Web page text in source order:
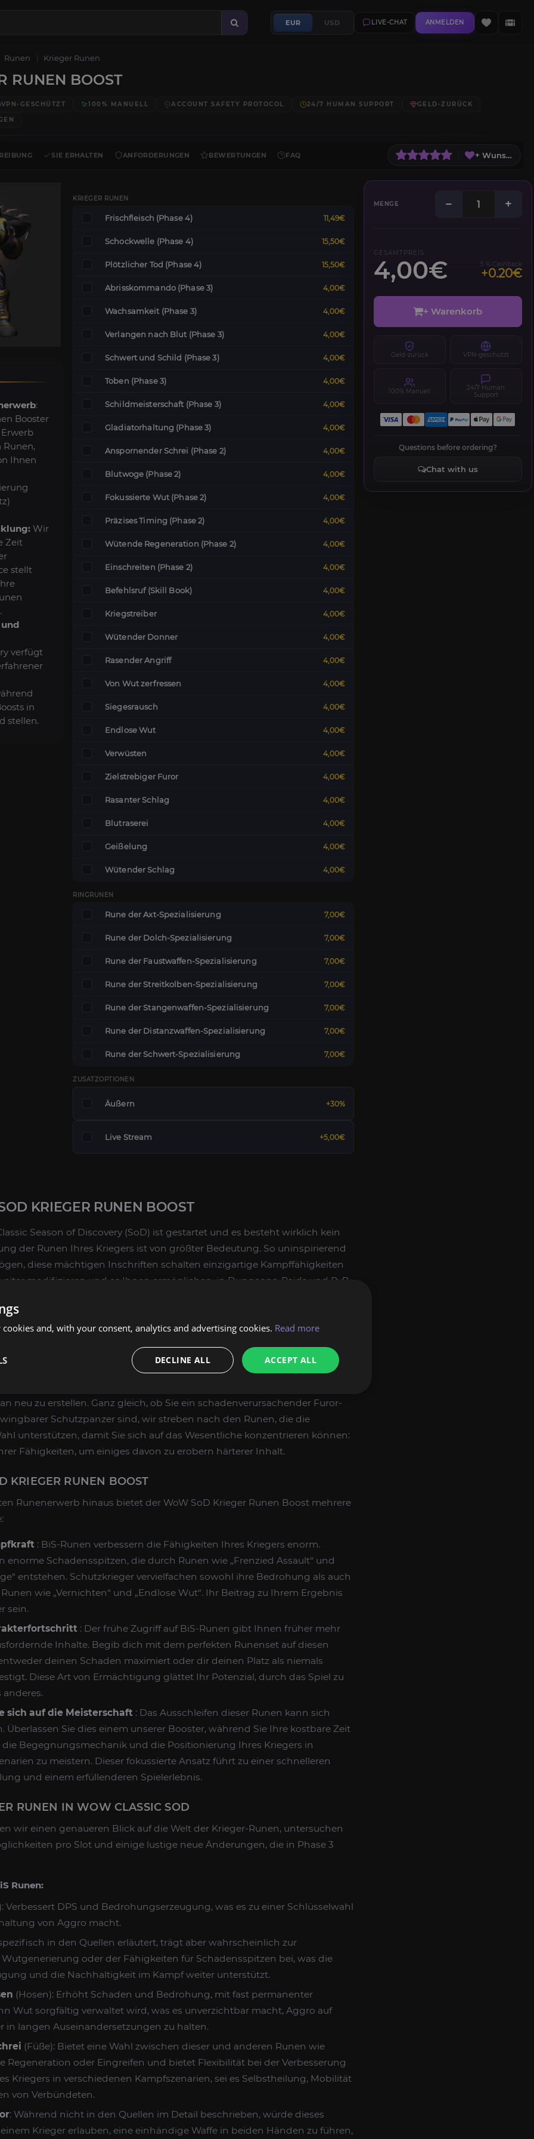
EUR USD LIVE-CHAT ANMELDEN
Runen Krieger Runen
RUNEN BOOST
VPN-GESCHÜTZT 100% MANUELL ACCOUNT SAFETY PROTOCOL 24/7 HUMAN SUPPORT
GELD-ZURÜCK
SIE ERHALTEN ANFORDERUNGEN BEWERTUNGEN FAQ + Wunschliste
KRIEGER RUNEN
Frischfleisch (Phase 4) 11,49€
Schockwelle (Phase 4) 15,50€
Plötzlicher Tod (Phase 4) 15,50€
Abrisskommando (Phase 3) 4,00€
Wachsamkeit (Phase 3) 4,00€
Verlangen nach Blut (Phase 3) 4,00€
Schwert und Schild (Phase 3) 4,00€
Toben (Phase 3) 4,00€
Schildmeisterschaft (Phase 3) 4,00€
Gladiatorhaltung (Phase 3) 4,00€
Anspornender Schrei (Phase 2) 4,00€
Blutwoge (Phase 2) 4,00€
Fokussierte Wut (Phase 2) 4,00€
Präzises Timing (Phase 2) 4,00€
Wütende Regeneration (Phase 2) 4,00€
Einschreiten (Phase 2) 4,00€
Befehlsruf (Skill Book) 4,00€
Kriegstreiber 4,00€
Wütender Donner 4,00€
Rasender Angriff 4,00€
Von Wut zerfressen 4,00€
Siegesrausch 4,00€
Endlose Wut 4,00€
Verwüsten 4,00€
Zielstrebiger Furor 4,00€
Rasanter Schlag 4,00€
Blutraserei 4,00€
Geißelung 4,00€
Wütender Schlag 4,00€
RINGRUNEN
Rune der Axt-Spezialisierung 7,00€
Rune der Dolch-Spezialisierung 7,00€
Rune der Faustwaffen-Spezialisierung 7,00€
Rune der Streitkolben-Spezialisierung 7,00€
Rune der Stangenwaffen-Spezialisierung 7,00€
Rune der Distanzwaffen-Spezialisierung 7,00€
Rune der Schwert-Spezialisierung 7,00€
ZUSATZOPTIONEN
Äußern +30%
Live Stream +5,00€
MENGE − +
GESAMTPREIS
4,00€ 5 % Cashback
+0.20€
+ Warenkorb
Geld-zurück VPN-geschützt
100% Manuell
24/7 Human
Support
Questions before ordering?
Chat with us
:
Booster
Runen,
Ihnen
Wir
Zeit
stellt
verfügt
in
stellen.
KRIEGER RUNEN BOOST
Season of Discovery (SoD) ist gestartet und es besteht wirklich kein
der Runen Ihres Kriegers ist von größter Bedeutung. So uninspirierend
diese mächtigen Inschriften schalten einzigartige Kampffähigkeiten
modifizieren und es Ihnen ermöglichen, in Dungeons, Raids und PvP
kommt ExpCarrys WoW SoD Krieger Runen Boost wirklich zum Einsatz:
Runen Boost erspart Ihnen die nervigste Sache beim WoW-Farming für
Team aus professionellen Boostern stellt sicher, dass Sie in der Lage
Runen zu erhalten, ohne Hunderte von Mobs zu zermahlen oder alle
neu zu erstellen. Ganz gleich, ob Sie ein schadenverursachender Furor-
Schutzpanzer sind, wir streben nach den Runen, die die
unterstützen, damit Sie sich auf das Wesentliche konzentrieren können:
Fähigkeiten, um einiges davon zu erobern härterer Inhalt.
KRIEGER RUNEN BOOST
Runenerwerb hinaus bietet der WoW SoD Krieger Runen Boost mehrere
: BiS-Runen verbessern die Fähigkeiten Ihres Kriegers enorm.
enorme Schadensspitzen, die durch Runen wie „Frenzied Assault“ und
entstehen. Schutzkrieger vervielfachen sowohl ihre Bedrohung als auch
wie „Vernichten“ und „Endlose Wut“. Ihr Beitrag zu Ihrem Ergebnis
sein.
: Der frühe Zugriff auf BiS-Runen gibt Ihnen früher mehr
Inhalte. Begib dich mit dem perfekten Runenset auf diesen
deinen Schaden maximiert oder dir deinen Platz als niemals
Diese Art von Ermächtigung glättet Ihr Potenzial, durch das Spiel zu
sich auf die Meisterschaft : Das Ausschleifen dieser Runen kann sich
Überlassen Sie dies einem unserer Booster, während Sie Ihre kostbare Zeit
Begegnungsmechanik und die Positionierung Ihres Kriegers in
zu meistern. Dieser fokussierte Ansatz führt zu einer schnelleren
und einem erfüllenderen Spielerlebnis.
RUNEN IN WOW CLASSIC SOD
wir einen genaueren Blick auf die Welt der Krieger-Runen, untersuchen
pro Slot und einige lustige neue Änderungen, die in Phase 3
Runen:
Verbessert DPS und Bedrohungserzeugung, was es zu einer Schlüsselwahl
von Aggro macht.
in den Quellen erläutert, trägt aber wahrscheinlich zur
oder der Fähigkeiten für Schadensspitzen bei, was die
und die Nachhaltigkeit im Kampf weiter unterstützt.
(Hosen): Erhöht Schaden und Bedrohung, mit fast permanenter
Wut sorgfältig verwaltet wird, was es unverzichtbar macht, Aggro auf
in langen Auseinandersetzungen zu halten.
(Füße): Bietet eine Wahl zwischen dieser und anderen Runen wie
Regeneration oder Eingreifen und bietet Flexibilität bei der Verbesserung
Kriegers in verschiedenen Kampfszenarien, sei es Selbstheilung, Mobilität
von Verbündeten.
: Während nicht in den Quellen im Detail beschrieben, würde dieses
Krieger erlauben, eine einhändige Waffe in beiden Händen zu führen,
cookies and, with your consent, analytics and advertising cookies. Read more
ACCEPT ALL
DECLINE ALL